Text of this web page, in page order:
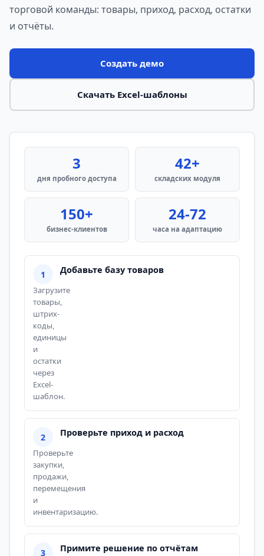
торговой команды: товары, приход, расход, остатки
и отчёты.
Создать демо
Скачать Excel-шаблоны
3
дня пробного доступа
42+
складских модуля
150+
бизнес-клиентов
24-72
часа на адаптацию
Добавьте базу товаров
Загрузите
товары,
штрих-
коды,
единицы
и
остатки
через
Excel-
шаблон.
Проверьте приход и расход
Проверьте
закупки,
продажи,
перемещения
и
инвентаризацию.
Примите решение по отчётам